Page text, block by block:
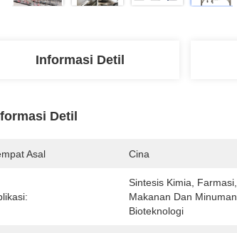
Informasi Detil
Detil
Asal Cina
Sintesis Kimia, Farmasi,
Makanan Dan Minuman,
Bioteknologi